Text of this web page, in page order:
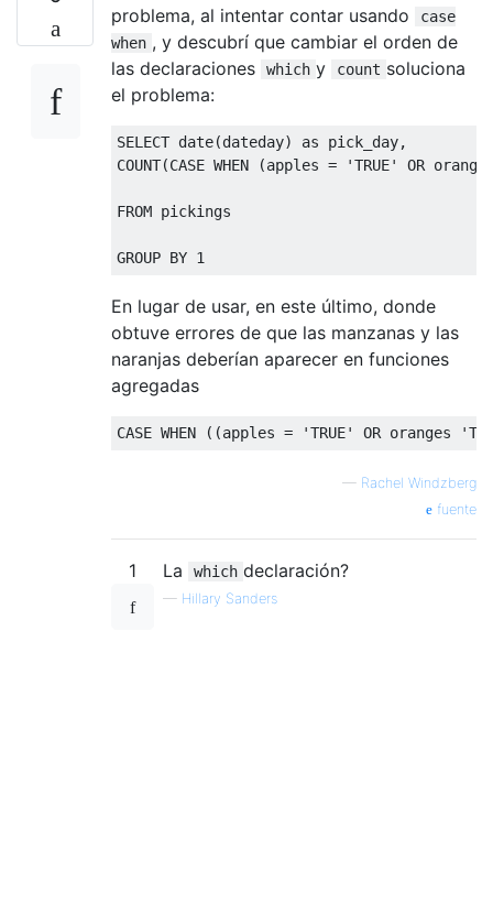
problema, al intentar contar usando
case
when , y descubrí que cambiar el orden de
las declaraciones
which y count soluciona
el problema:
SELECT date(dateday) as pick_day,
COUNT(CASE WHEN (apples = 'TRUE' OR
FROM pickings
GROUP BY 1
En lugar de usar, en este último, donde
obtuve errores de que las manzanas y las
naranjas deberían aparecer en funciones
agregadas
CASE WHEN ((apples = 'TRUE' OR oranges
— Rachel Windzberg
fuente
1 La which declaración?
— Hillary Sanders